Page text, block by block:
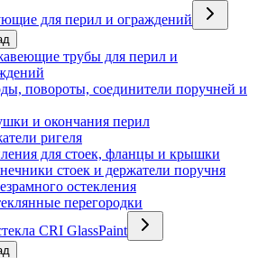
для перил и ограждений
трубы для перил и
повороты, соединители поручней и
и окончания перил
ригеля
для стоек, фланцы и крышки
стоек и держатели поручня
остекления
перегородки
CRI GlassPaint